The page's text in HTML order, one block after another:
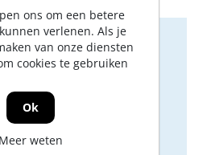
100mm.
060.1521.15
oflog in
ons om een betere
verlenen. Als je
van onze diensten
cookies te gebruiken
Ok
Meer weten